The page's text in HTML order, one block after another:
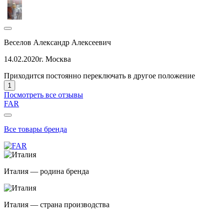
Веселов Александр Алексеевич
14.02.2020г. Москва
Приходится постоянно переключать в другое положение
1
Посмотреть все отзывы
FAR
Все товары бренда
Италия — родина бренда
Италия — страна производства